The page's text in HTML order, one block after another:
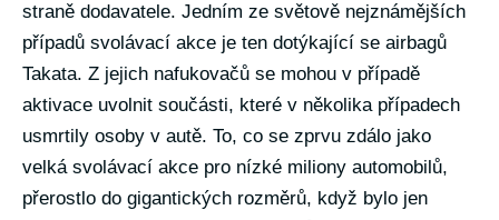
straně dodavatele. Jedním ze světově nejznámějších
případů svolávací akce je ten dotýkající se airbagů
Takata. Z jejich nafukovačů se mohou v případě
aktivace uvolnit součásti, které v několika případech
usmrtily osoby v autě. To, co se zprvu zdálo jako
velká svolávací akce pro nízké miliony automobilů,
přerostlo do gigantických rozměrů, když bylo jen